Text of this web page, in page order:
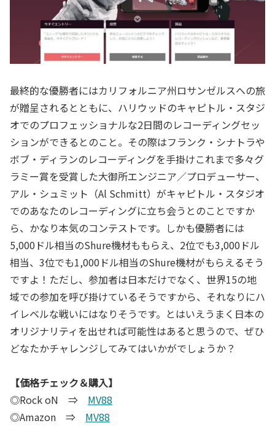
最終的な優勝者にはカリフォルニア州ロサンゼルスへの旅
が贈呈されるとともに、ハリウッドのキャピトル・スタジ
オでのプロフェッショナルな2日間のレコーディングセッ
ションができるとのこと。その際はフランク・シナトラや
ボブ・ディランのレコーディングを手掛けこれまで多々グ
ラミー賞を受賞した大御所エンジニア／プロデューサー、
アル・シュミット（Al Schmitt）がキャピトル・スタジオ
でのあなたのレコーディングに立ち会うとのことですか
ら、かなり本気のコンテストです。しかも優勝者には
5,000ドル相当のShure機材ももらえ、2位でも3,000ドル
相当、3位でも1,000ドル相当のShure機材がもらえるそう
ですよ！ただし、参加者は日本だけでなく、世界15の地
域での参加を呼び掛けているそうですから、それなりにハ
イレベルな戦いにはなりそうです。とはいえうまく日本の
オリジナリティを出せれば可能性はあると思うので、ぜひ
どなたかチャレンジしてみてはいかがでしょうか？
【価格チェック＆購入】
◎Rock oN ⇒ MV88
◎Amazon ⇒ MV88